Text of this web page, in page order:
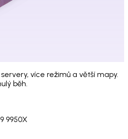
více režimů a větší mapy.
běh.
9950X